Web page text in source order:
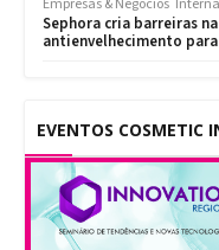
Sephora cria barreiras
antienvelhecimento para
EVENTOS COSMETIC